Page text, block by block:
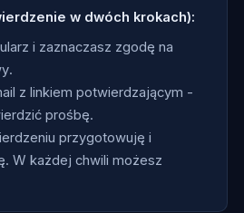
w dwóch krokach):
i zaznaczasz zgodę na
z linkiem potwierdzającym -
prośbę.
przygotowuję i
W każdej chwili możesz